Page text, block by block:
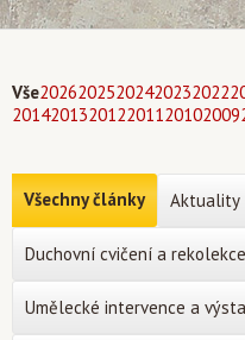
Vše20262025202420232022
201420132012201120102009
Všechny články Aktuality
Duchovní cvičení a rekolekce
Umělecké intervence a